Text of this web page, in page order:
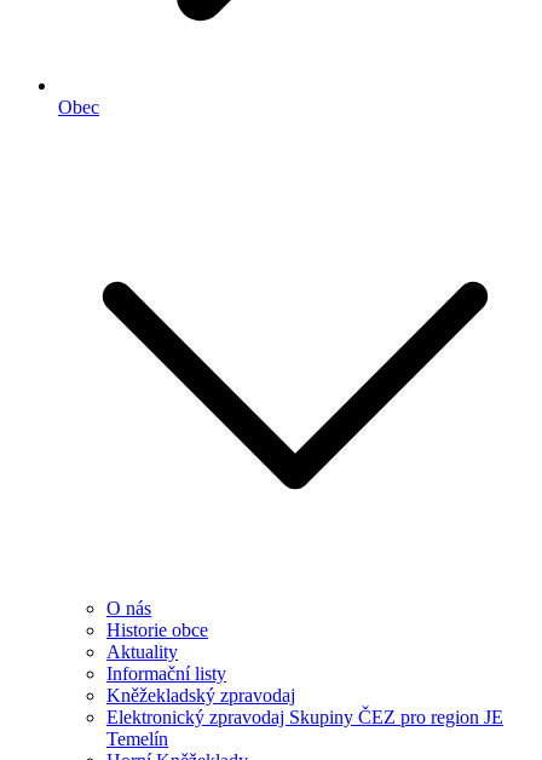
Obec
O nás
Historie obce
Aktuality
Informační listy
Kněžekladský zpravodaj
Elektronický zpravodaj Skupiny ČEZ pro region JE
Temelín